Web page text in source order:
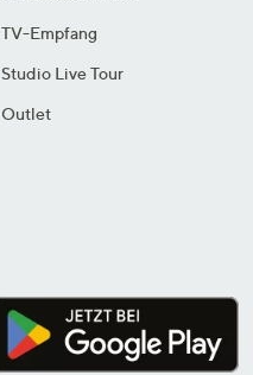
TV-Empfang
Studio Live Tour
Outlet